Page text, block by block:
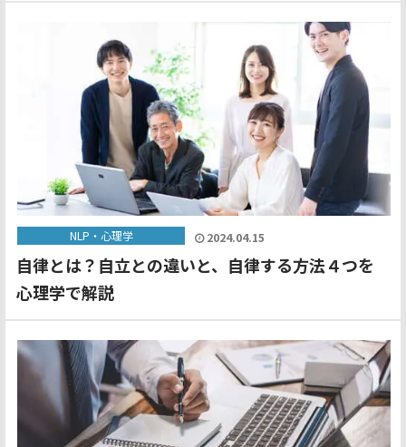
NLP・心理学 2024.04.15
自律とは？自立との違いと、自律する方法４つを
心理学で解説